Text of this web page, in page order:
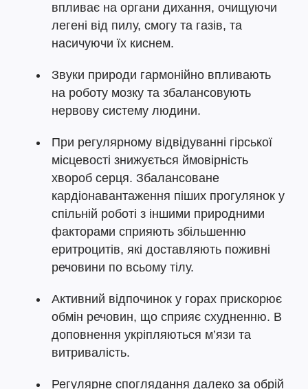
впливає на органи дихання, очищуючи
легені від пилу, смогу та газів, та
насичуючи їх киснем.
Звуки природи гармонійно впливають
на роботу мозку та збалансовують
нервову систему людини.
При регулярному відвідуванні гірської
місцевості знижується ймовірність
хвороб серця. Збалансоване
кардіонавантаження піших прогулянок у
спільній роботі з іншими природними
факторами сприяють збільшенню
еритроцитів, які доставляють поживні
речовини по всьому тілу.
Активний відпочинок у горах прискорює
обмін речовин, що сприяє схудненню. В
доповнення укріпляються м’язи та
витривалість.
Регулярне споглядання далеко за обрій